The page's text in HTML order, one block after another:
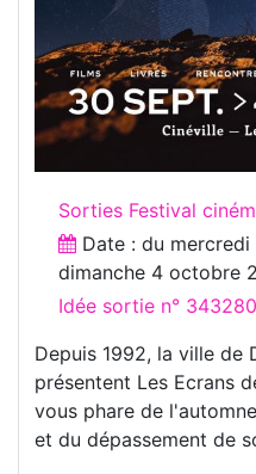
Sorties Festival
Date : du
dimanche 4 octobre
Idée sortie n° 343280
Depuis 1992, la ville de
présentent Les Ecrans
vous phare de
et du dépassement de